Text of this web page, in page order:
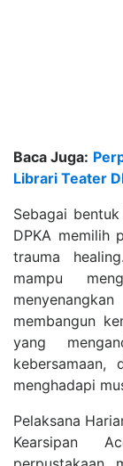
Baca Juga:
Librari Teater
Sebagai
DPKA memilih
trauma
mampu
membangun
yang
kebersamaan,
menghadapi
Pelaksana
Kearsipan